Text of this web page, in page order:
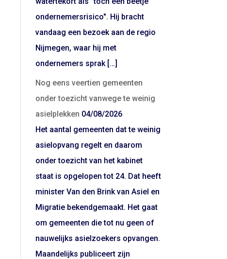
ondernemersrisico". Hij bracht
vandaag een bezoek aan de regio
Nijmegen, waar hij met
ondernemers sprak […]
Nog eens veertien gemeenten
onder toezicht vanwege te weinig
asielplekken 04/08/2026
Het aantal gemeenten dat te weinig
asielopvang regelt en daarom
onder toezicht van het kabinet
staat is opgelopen tot 24. Dat heeft
minister Van den Brink van Asiel en
Migratie bekendgemaakt. Het gaat
om gemeenten die tot nu geen of
nauwelijks asielzoekers opvangen.
Maandelijks publiceert zijn